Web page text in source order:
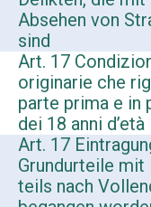
Absehen von
sind
Art. 17
originarie che
parte prima e in
dei 18 anni d’età
Art. 17
Grundurteile
teils nach